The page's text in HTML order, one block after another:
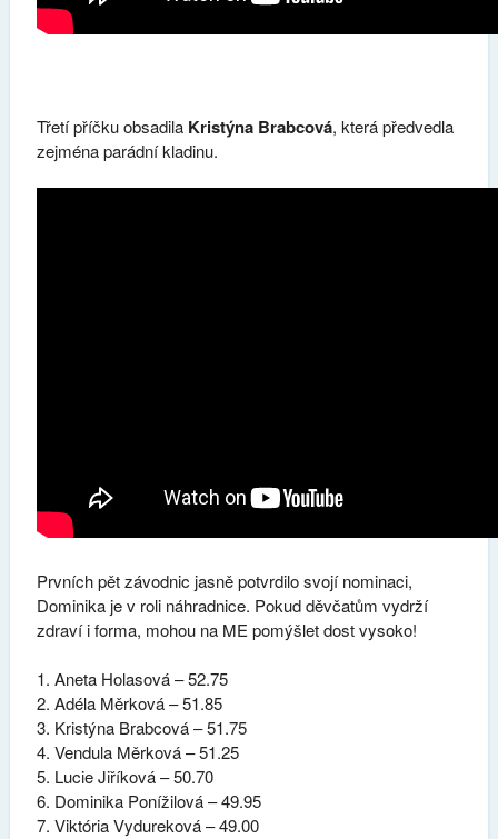
Třetí příčku obsadila Kristýna Brabcová, která předvedla
zejména parádní kladinu.
Prvních pět závodnic jasně potvrdilo svojí nominaci,
Dominika je v roli náhradnice. Pokud děvčatům vydrží
zdraví i forma, mohou na ME pomýšlet dost vysoko!
Aneta Holasová – 52.75
Adéla Měrková – 51.85
Kristýna Brabcová – 51.75
Vendula Měrková – 51.25
Lucie Jiříková – 50.70
Dominika Ponížilová – 49.95
Viktória Vydureková – 49.00